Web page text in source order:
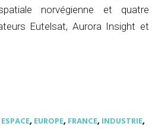
norvégienne et quatre
Eutelsat, Aurora Insight et
ESPACE,EUROPE,FRANCE,INDUSTRIE,